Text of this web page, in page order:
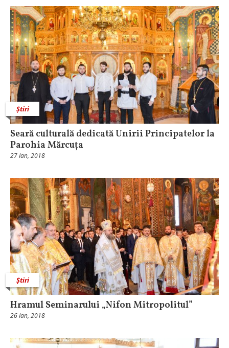
Știri
Seară culturală dedicată Unirii Principatelor la
Parohia Mărcuța
27 Ian, 2018
Știri
Hramul Seminarului „Nifon Mitropolitul”
26 Ian, 2018